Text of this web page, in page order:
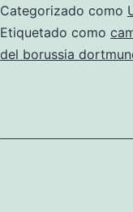
Categorizado como
Etiquetado como
del borussia